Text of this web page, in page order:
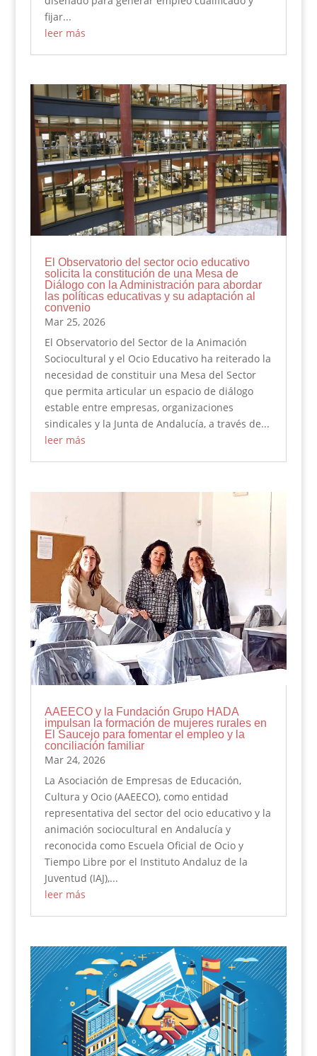
fijar...
leer más
El Observatorio del sector ocio educativo
solicita la constitución de una Mesa de
Diálogo con la Administración para abordar
las políticas educativas y su adaptación al
convenio
Mar 25, 2026
El Observatorio del Sector de la Animación
Sociocultural y el Ocio Educativo ha reiterado la
necesidad de constituir una Mesa del Sector
que permita articular un espacio de diálogo
estable entre empresas, organizaciones
sindicales y la Junta de Andalucía, a través de...
leer más
AAEECO y la Fundación Grupo HADA
impulsan la formación de mujeres rurales en
El Saucejo para fomentar el empleo y la
conciliación familiar
Mar 24, 2026
La Asociación de Empresas de Educación,
Cultura y Ocio (AAEECO), como entidad
representativa del sector del ocio educativo y la
animación sociocultural en Andalucía y
reconocida como Escuela Oficial de Ocio y
Tiempo Libre por el Instituto Andaluz de la
Juventud (IAJ),...
leer más